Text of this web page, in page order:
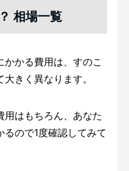
相場一覧
かる費用は、すのこ
きく異なります。
用はもちろん、あなた
ので1度確認してみて